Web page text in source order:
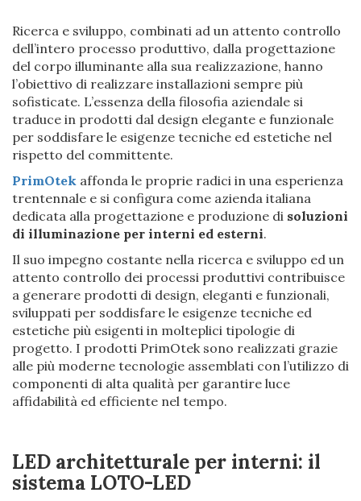
Ricerca e sviluppo, combinati ad un attento controllo
dell’intero processo produttivo, dalla progettazione
del corpo illuminante alla sua realizzazione, hanno
l’obiettivo di realizzare installazioni sempre più
sofisticate. L’essenza della filosofia aziendale si
traduce in prodotti dal design elegante e funzionale
per soddisfare le esigenze tecniche ed estetiche nel
rispetto del committente.
PrimOtek affonda le proprie radici in una esperienza
trentennale e si configura come azienda italiana
dedicata alla progettazione e produzione di soluzioni
di illuminazione per interni ed esterni.
Il suo impegno costante nella ricerca e sviluppo ed un
attento controllo dei processi produttivi contribuisce
a generare prodotti di design, eleganti e funzionali,
sviluppati per soddisfare le esigenze tecniche ed
estetiche più esigenti in molteplici tipologie di
progetto. I prodotti PrimOtek sono realizzati grazie
alle più moderne tecnologie assemblati con l’utilizzo di
componenti di alta qualità per garantire luce
affidabilità ed efficiente nel tempo.
LED architetturale per interni: il
sistema LOTO-LED